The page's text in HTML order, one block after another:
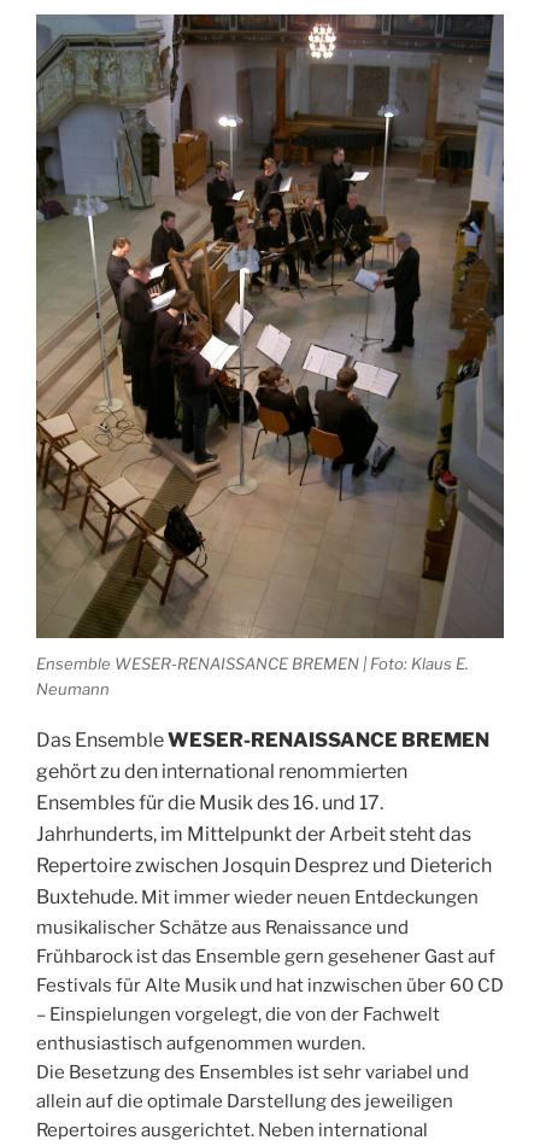
Ensemble WESER-RENAISSANCE BREMEN | Foto: Klaus E.
Neumann
Das EnsembleWESER-RENAISSANCE BREMEN
gehört zu den international renommierten
Ensembles für die Musik des 16. und 17.
Jahrhunderts, im Mittelpunkt der Arbeit steht das
Repertoire zwischen Josquin Desprez und Dieterich
Buxtehude. Mit immer wieder neuen Entdeckungen
musikalischer Schätze aus Renaissance und
Frühbarock ist das Ensemble gern gesehener Gast auf
Festivals für Alte Musik und hat inzwischen über 60 CD
– Einspielungen vorgelegt, die von der Fachwelt
enthusiastisch aufgenommen wurden.
Die Besetzung des Ensembles ist sehr variabel und
allein auf die optimale Darstellung des jeweiligen
Repertoires ausgerichtet. Neben international